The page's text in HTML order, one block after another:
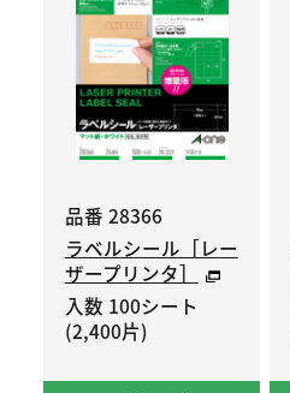
品番 28366
ラベルシール［レー
ザープリンタ］
入数 100シート
(2,400片)